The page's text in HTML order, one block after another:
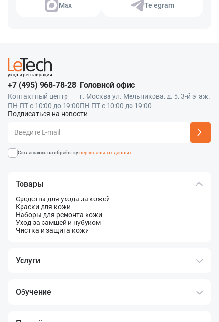
Max Telegram
+7 (495) 968-78-28
Контактный центр
ПН-ПТ с 10:00 до 19:00
Головной офис
г. Москва ул. Мельникова, д. 5, 3-й этаж.
ПН-ПТ с 10:00 до 19:00
Подписаться на новости
Адрес подписки успешно добавлен
Соглашаюсь на обработкуперсональных данных
Товары
Средства для ухода за кожей
Краски для кожи
Наборы для ремонта кожи
Уход за замшей и нубуком
Чистка и защита кожи
Услуги
Обучение